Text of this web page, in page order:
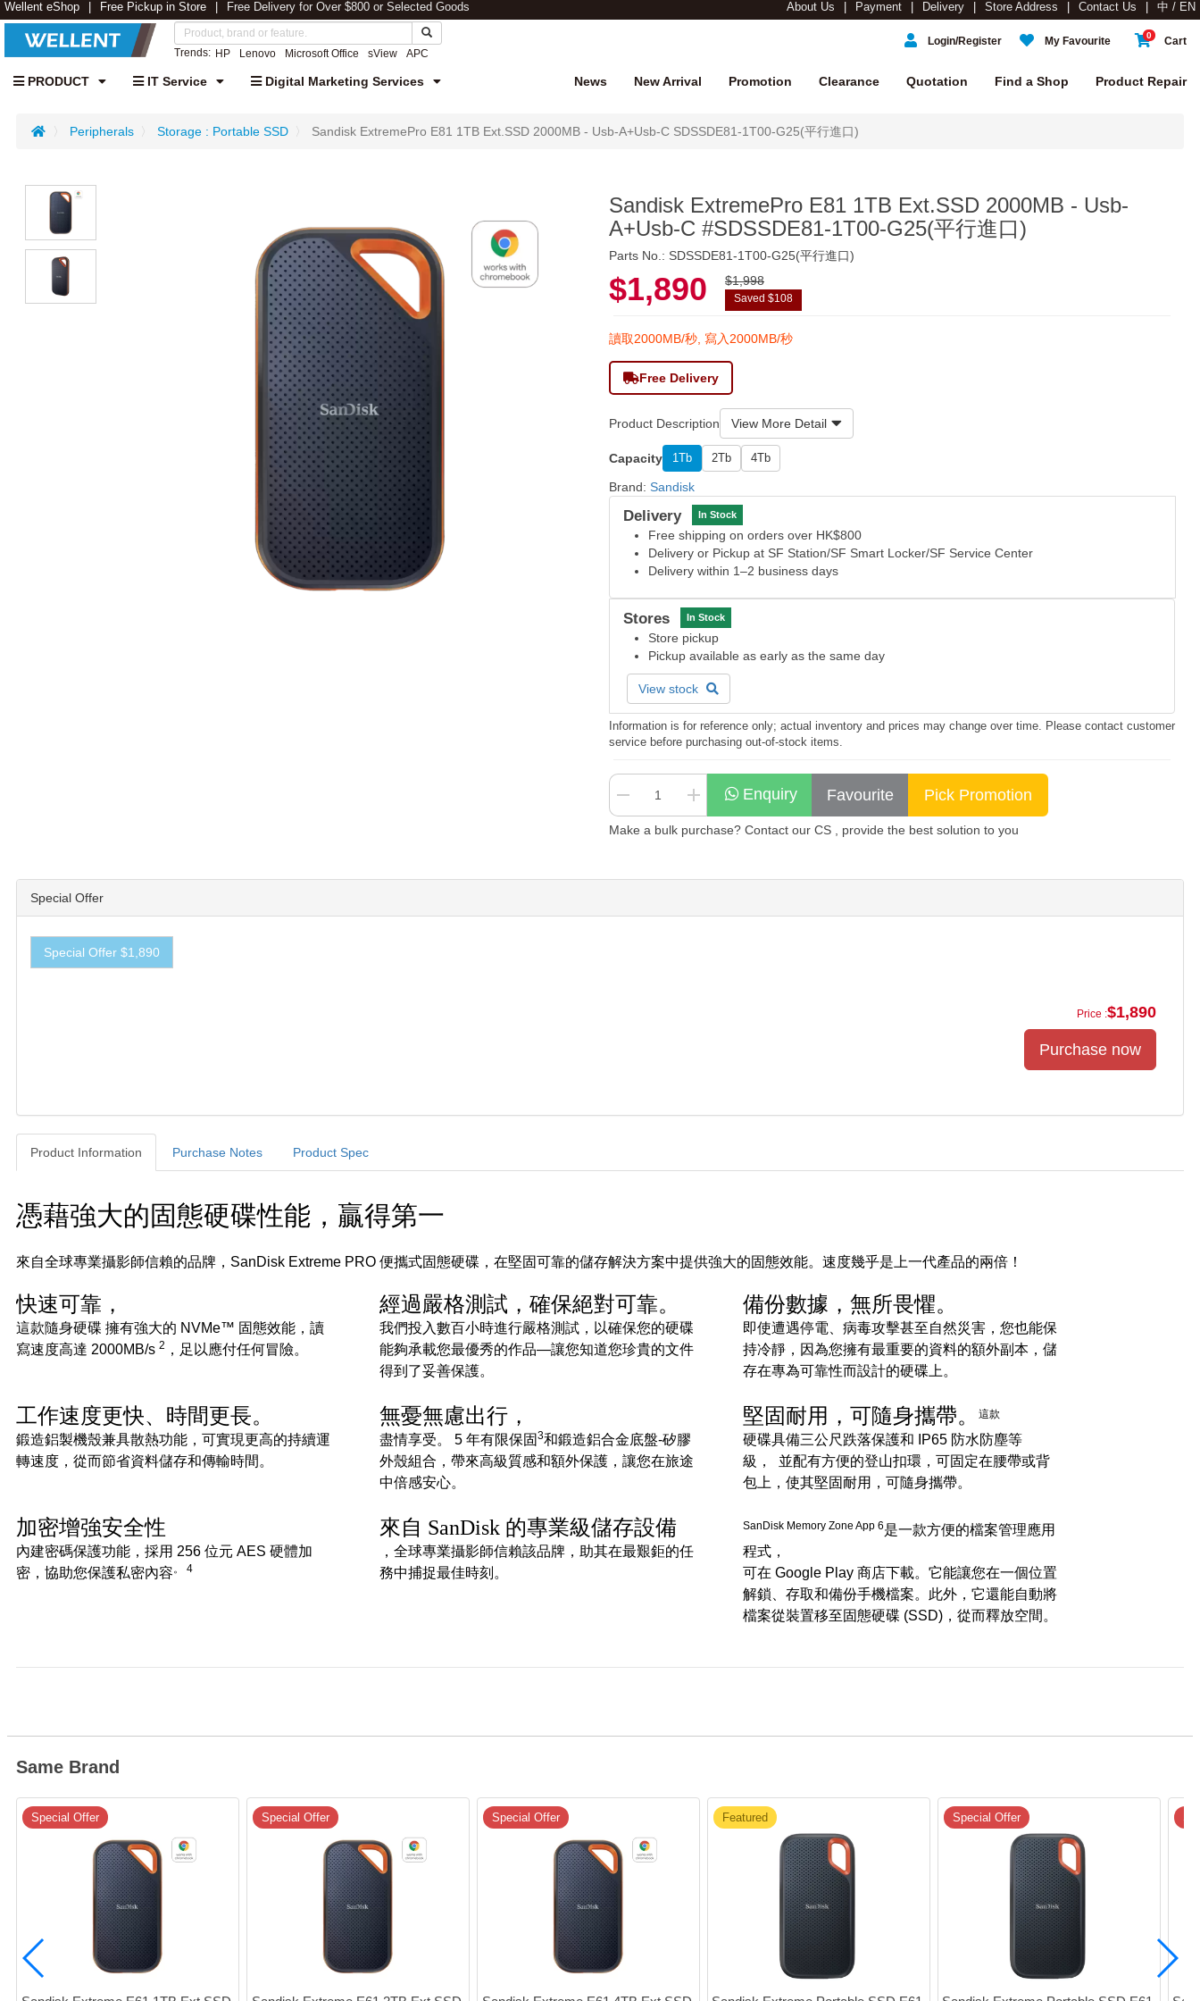
Wellent eShop Free Pickup in Store Free Delivery for Over $800 or Selected Goods About Us Payment Delivery Store Address Contact Us 中 / EN
Trends: HP Lenovo Microsoft Office sView APC
0 Cart
My Favourite
Login/Register
PRODUCT IT Service Digital Marketing Services Product Repair
Find a Shop
Quotation
Clearance
Promotion
New Arrival
News
Peripherals Storage : Portable SSD Sandisk ExtremePro E81 1TB Ext.SSD 2000MB - Usb-A+Usb-C SDSSDE81-1T00-G25(平行進口)
Sandisk ExtremePro E81 1TB Ext.SSD 2000MB - Usb-
A+Usb-C #SDSSDE81-1T00-G25(平行進口)
Parts No.: SDSSDE81-1T00-G25(平行進口)
$1,890 $1,998
Saved $108
讀取2000MB/秒, 寫入2000MB/秒
Free Delivery
Product Description View More Detail
Capacity 1Tb 2Tb 4Tb
Brand: Sandisk
Delivery In Stock
Free shipping on orders over HK$800
Delivery or Pickup at SF Station/SF Smart Locker/SF Service Center
Delivery within 1–2 business days
Stores In Stock
Store pickup
Pickup available as early as the same day
View stock
Information is for reference only; actual inventory and prices may change over time. Please contact customer
service before purchasing out-of-stock items.
Enquiry
Make a bulk purchase? Contact our CS , provide the best solution to you
Special Offer
Special Offer $1,890
Price :$1,890
Product Information Purchase Notes Product Spec
Product Information
憑藉強大的固態硬碟性能，贏得第一
來自全球專業攝影師信賴的品牌，SanDisk Extreme PRO 便攜式固態硬碟，在堅固可靠的儲存解決方案中提供強大的固態效能。速度幾乎是上一代產品的兩倍！
快速可靠，
這款隨身硬碟 擁有強大的 NVMe™ 固態效能，讀
寫速度高達 2000MB/s 2 ，足以應付任何冒險。
經過嚴格測試，確保絕對可靠。
我們投入數百小時進行嚴格測試，以確保您的硬碟
能夠承載您最優秀的作品—讓您知道您珍貴的文件
得到了妥善保護。
備份數據，無所畏懼。
即使遭遇停電、病毒攻擊甚至自然災害，您也能保
持冷靜，因為您擁有最重要的資料的額外副本，儲
存在專為可靠性而設計的硬碟上。
工作速度更快、時間更長。
鍛造鋁製機殼兼具散熱功能，可實現更高的持續運
轉速度，從而節省資料儲存和傳輸時間。
無憂無慮出行，
盡情享受。 5 年有限保固 3和鍛造鋁合金底盤-矽膠
外殼組合，帶來高級質感和額外保護，讓您在旅途
中倍感安心。
堅固耐用，可隨身攜帶。 這款
硬碟具備三公尺跌落保護和 IP65 防水防塵等
級，
並配有方便的登山扣環，可固定在腰帶或背
包上，使其堅固耐用，可隨身攜帶。
加密增強安全性
內建密碼保護功能，採用 256 位元 AES 硬體加
密，協助您保護私密內容。 4
來自 SanDisk 的專業級儲存設備
，全球專業攝影師信賴該品牌，助其在最艱鉅的任
務中捕捉最佳時刻。
SanDisk Memory Zone App 6是一款方便的檔案管理應用
程式，
可在 Google Play 商店下載。它能讓您在一個位置
解鎖、存取和備份手機檔案。此外，它還能自動將
檔案從裝置移至固態硬碟 (SSD)，從而釋放空間。
Same Brand
Special Offer Special Offer Special Offer Featured Special Offer